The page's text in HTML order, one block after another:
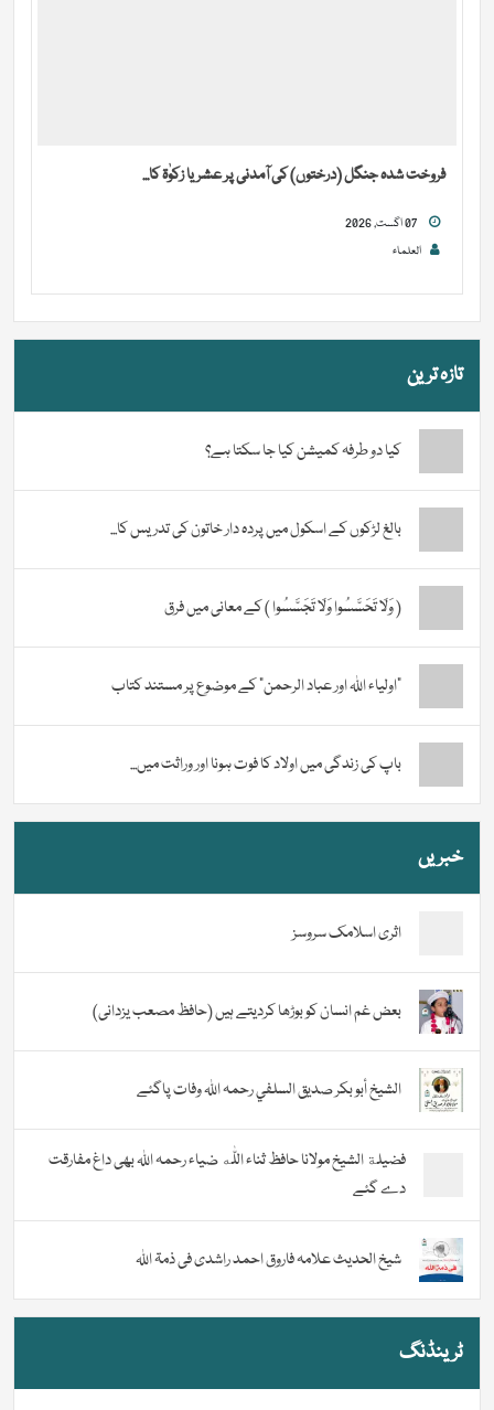
فروخت شدہ جنگل (درختوں) کی آمدنی پر عشر یا زکوٰۃ کا...
العلماء
تازہ ترین
کیا دو طرفہ کمیشن کیا جا سکتا ہے؟
بالغ لڑکوں کے اسکول میں پردہ دار خاتون کی تدریس کا...
( وَلَا تَحَسَّسُوا وَلَا تَجَسَّسُوا ) کے معانی میں فرق
“اولیاء اللہ اور عباد الرحمن” کے موضوع پر مستند کتاب
باپ کی زندگی میں اولاد کا فوت ہونا اور وراثت میں...
خبریں
اثری اسلامک سروسز
بعض غم انسان کو بوڑھا کردیتے ہیں (حافظ مصعب یزدانی)
الشيخ أبو بكر صديق السلفي رحمہ اللہ وفات پاگئے
فضیلة الشيخ مولانا حافظ ثناء اللّٰه ضیاء رحمہ اللہ بھی داغ مفارقت
دے گئے
شیخ الحدیث علامہ فاروق احمد راشدی فی ذمۃ اللہ
ٹرینڈنگ